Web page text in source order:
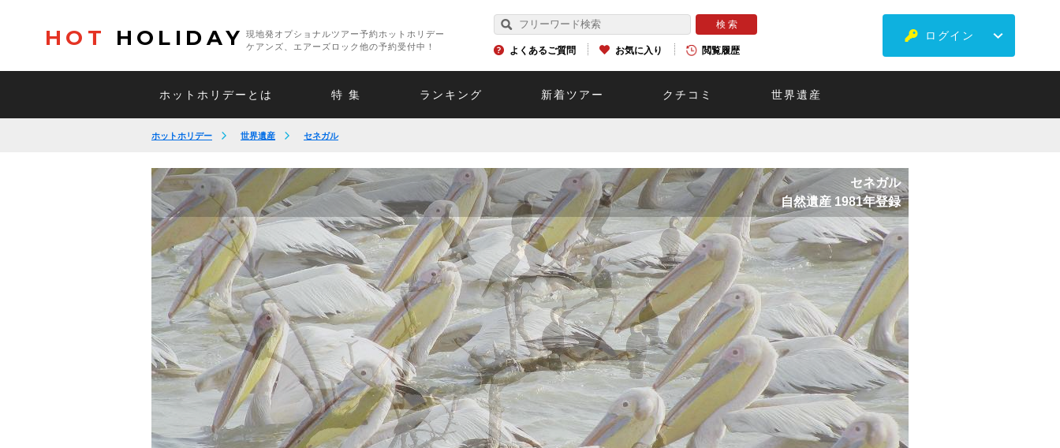
HOT HOLIDAY
現地発オプショナルツアー予約ホットホリデー
ケアンズ、エアーズロック他の予約受付中！
よくあるご質問 お気に入り 閲覧履歴
ログイン
ホットホリデーとは 特 集 ランキング 新着ツアー クチコミ 世界遺産
ホットホリデー 世界遺産 セネガル
セネガル
自然遺産 1981年登録